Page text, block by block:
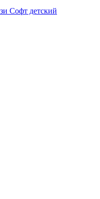
Софт детский